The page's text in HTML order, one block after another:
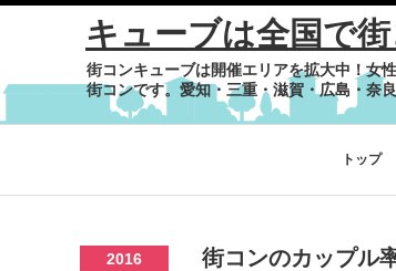
キューブは全国で街
街コンキューブは開催エリアを拡大中！女
街コンです。愛知・三重・滋賀・広島・奈
トップ
2016 街コンのカップル